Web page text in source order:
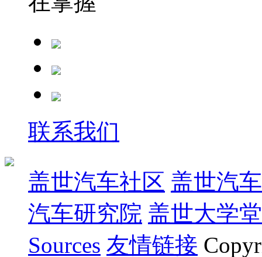
联系我们
盖世汽车社区 盖世汽
汽车研究院 盖世大学堂
Sources 友情链接